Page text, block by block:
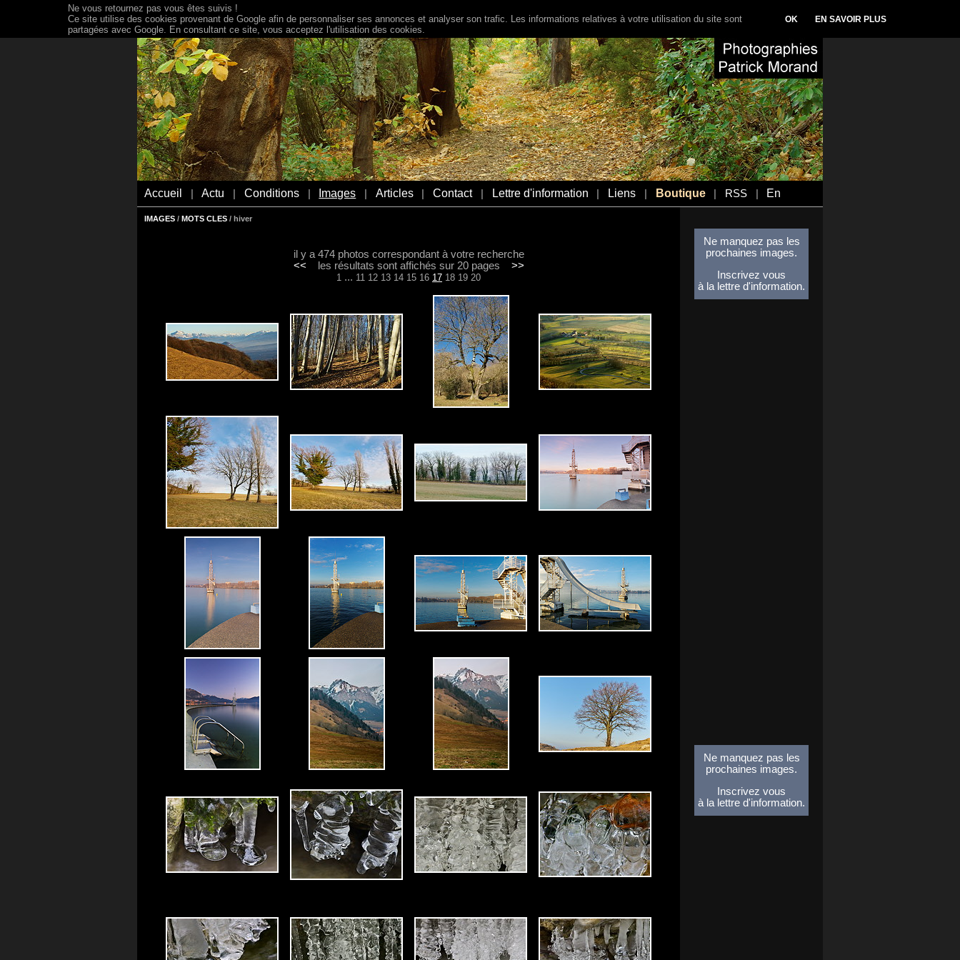
Accueil Actu Conditions Images Articles Contact Lettre d'information Liens Boutique RSS En
IMAGES / MOTS CLES / hiver
il y a 474 photos correspondant à votre recherche
<< les résultats sont affichés sur 20 pages >>
1 ... 11 12 13 14 15 16 17 18 19 20
Ne manquez pas les
prochaines images.
Inscrivez vous
à la lettre d'information.
Ne manquez pas les
prochaines images.
Inscrivez vous
à la lettre d'information.
Ne vous retournez pas vous êtes suivis !
Ce site utilise des cookies provenant de Google afin de personnaliser ses annonces et analyser son trafic. Les informations relatives à votre utilisation du site sont
partagées avec Google. En consultant ce site, vous acceptez l'utilisation des cookies.
OK EN SAVOIR PLUS